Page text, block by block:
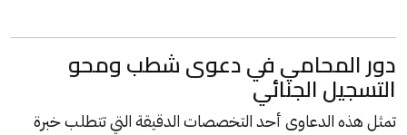
دور المحامي في دعوى شطب ومحو
التسجيل الجنائي
تمثل هذه الدعاوى أحد التخصصات الدقيقة التي تتطلب خبرة